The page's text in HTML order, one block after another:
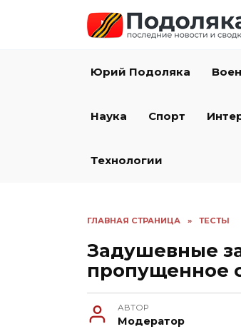
Юрий Подоляка
Наука Спорт
Технологии
ГЛАВНАЯ СТРАНИЦА » ТЕСТЫ
Задушевные
пропущенное
АВТОР
Модератор